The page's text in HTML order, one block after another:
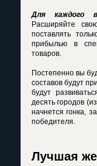
Для каждого
Расширяйте
поставлять
прибылью в
товаров.
Постепенно вы
составов будут
будут
десять городов
начнется гонка,
победителя.
Лучшая